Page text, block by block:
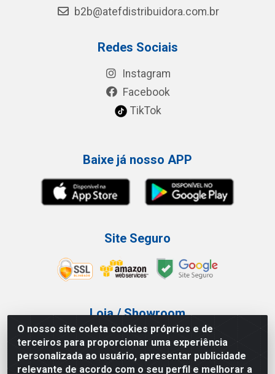
O nosso site coleta cookies próprios e de
terceiros para proporcionar uma experiência
personalizada ao usuário, apresentar publicidade
relevante de acordo com o seu perfil e melhorar a
b2b@atefdistribuidora.com.br
Redes Sociais
Instagram
Facebook
TikTok
Baixe já nosso APP
Site Seguro
Loja / Showroom
Tel.: (11) 3227-0546
Av Vautier, 587/597 - Pari - São Paulo/SP